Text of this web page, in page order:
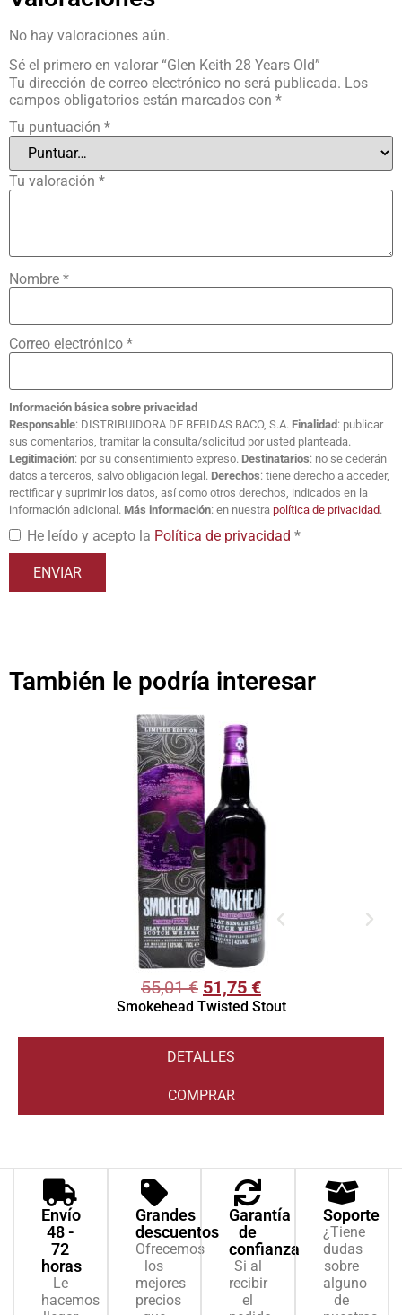
No hay valoraciones aún.
Sé el primero en valorar “Glen Keith 28 Years Old”
Tu dirección de correo electrónico no será publicada. Los
campos obligatorios están marcados con *
Tu puntuación *
Tu valoración *
Nombre *
Correo electrónico *
Información básica sobre privacidad
Responsable: DISTRIBUIDORA DE BEBIDAS BACO, S.A. Finalidad : publicar
sus comentarios, tramitar la consulta/solicitud por usted planteada.
Legitimación: por su consentimiento expreso. Destinatarios: no se cederán
datos a terceros, salvo obligación legal. Derechos: tiene derecho a acceder,
rectificar y suprimir los datos, así como otros derechos, indicados en la
información adicional. Más información: en nuestra política de privacidad.
He leído y acepto la Política de privacidad *
También le podría interesar
55,01€ 51,75 €
Smokehead Twisted Stout
DETALLES
COMPRAR
Envío
48 -
72
horas
Le
hacemos
Grandes
descuentos
Ofrecemos
los
mejores
precios
Garantía
de
confianza
Si al
recibir
el
Soporte
¿Tiene
dudas
sobre
alguno
de